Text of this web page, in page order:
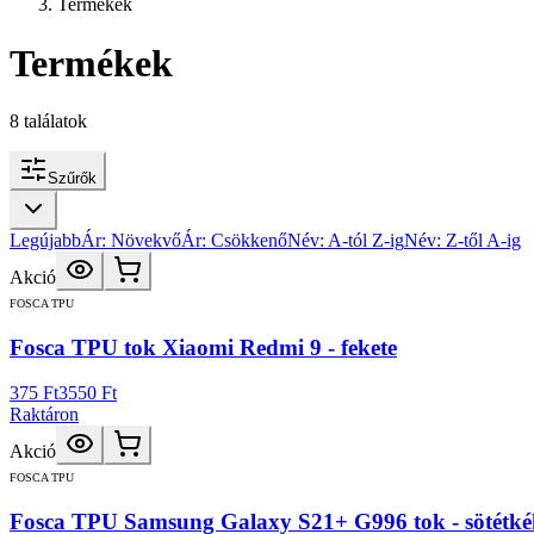
Termékek
Termékek
8 találatok
Szűrők
LegújabbÁr: NövekvőÁr: CsökkenőNév: A-tól Z-igNév: Z-től A-ig
Akció
FOSCA TPU
Fosca TPU tok Xiaomi Redmi 9 - fekete
375 Ft3550 Ft
Raktáron
Akció
FOSCA TPU
Fosca TPU Samsung Galaxy S21+ G996 tok -